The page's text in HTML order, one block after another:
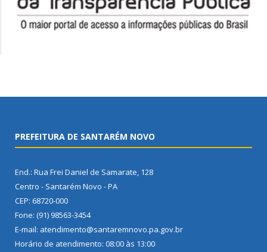
PREFEITURA DE SANTARÉM NOVO
End.: Rua Frei Daniel de Samarate, 128
Centro - Santarém Novo - PA
CEP: 68720-000
Fone: (91) 98563-3454
E-mail: atendimento@santaremnovo.pa.gov.br
Horário de atendimento: 08:00 às 13:00